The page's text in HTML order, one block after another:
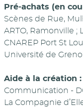
Pré-achats (en
Scènes de Rue,
ARTO, Ramonville ;
CNAREP Port St
Université de
Aide à la création :
Communication -
La Compagnie